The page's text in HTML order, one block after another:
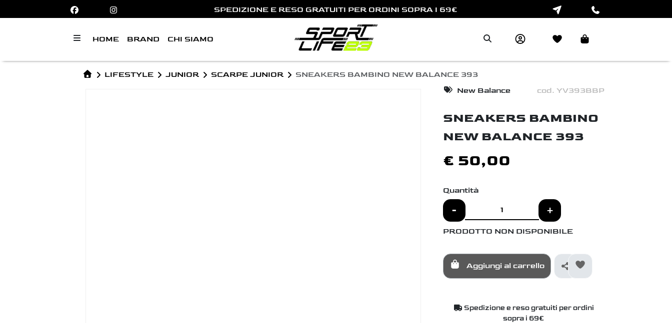
SPEDIZIONE E RESO GRATUITI PER ORDINI SOPRA I 69€ CONTATTACI AL NUMERO DITELEFONO
Previous
Next
HOME
BRAND CHI SIAMO
LIFESTYLE JUNIOR SCARPE JUNIOR
SNEAKERS BAMBINO NEW BALANCE 393
New Balance
cod. YV393BBP
SNEAKERS BAMBINO
NEW BALANCE 393
€ 50,00
Quantità
- +
PRODOTTO NON DISPONIBILE
Aggiungi al carrello
Spedizione e reso gratuiti per ordini
sopra i 69€